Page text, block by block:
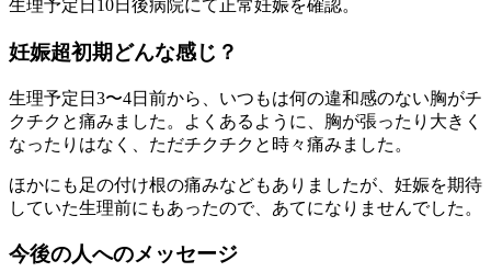
生理予定日10日後病院にて正常妊娠を確認。
妊娠超初期どんな感じ？
生理予定日3〜4日前から、いつもは何の違和感のない胸がチ
クチクと痛みました。よくあるように、胸が張ったり大きく
なったりはなく、ただチクチクと時々痛みました。
ほかにも足の付け根の痛みなどもありましたが、妊娠を期待
していた生理前にもあったので、あてになりませんでした。
今後の人へのメッセージ